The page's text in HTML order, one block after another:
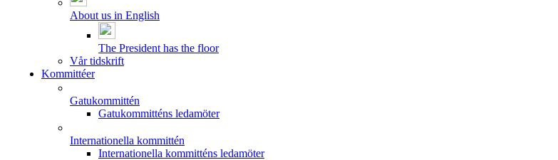
About us in English
The President has the floor
Vår tidskrift
Kommittéer
Gatukommittén
Gatukommitténs ledamöter
Internationella kommittén
Internationella kommitténs ledamöter